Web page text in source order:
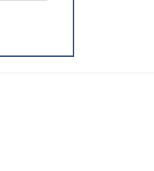
bạn nên
động